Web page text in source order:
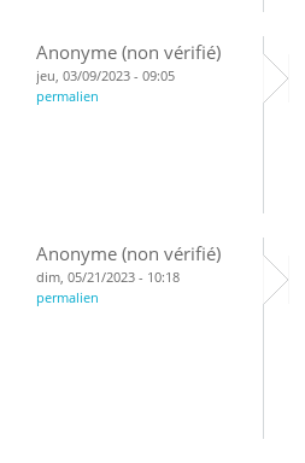
Anonyme (non vérifié)
jeu, 03/09/2023 - 09:05
permalien
Anonyme (non vérifié)
dim, 05/21/2023 - 10:18
permalien